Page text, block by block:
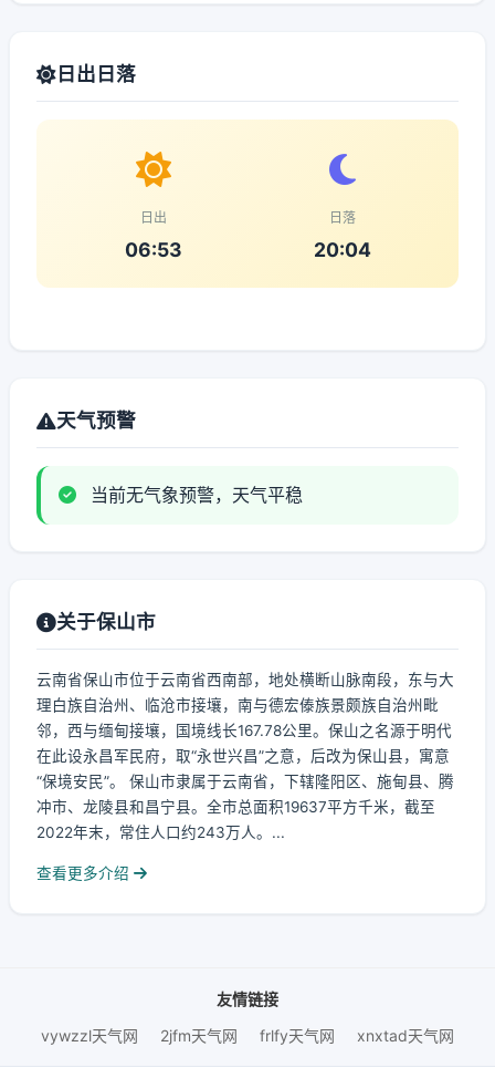
日出日落
日出
06:53
日落
20:04
天气预警
当前无气象预警，天气平稳
关于保山市
云南省保山市位于云南省西南部，地处横断山脉南段，东与大
理白族自治州、临沧市接壤，南与德宏傣族景颇族自治州毗
邻，西与缅甸接壤，国境线长167.78公里。保山之名源于明代
在此设永昌军民府，取“永世兴昌”之意，后改为保山县，寓意
“保境安民”。 保山市隶属于云南省，下辖隆阳区、施甸县、腾
冲市、龙陵县和昌宁县。全市总面积19637平方千米，截至
2022年末，常住人口约243万人。...
查看更多介绍
友情链接
vywzzl天气网
2jfm天气网 frlfy天气网 xnxtad天气网